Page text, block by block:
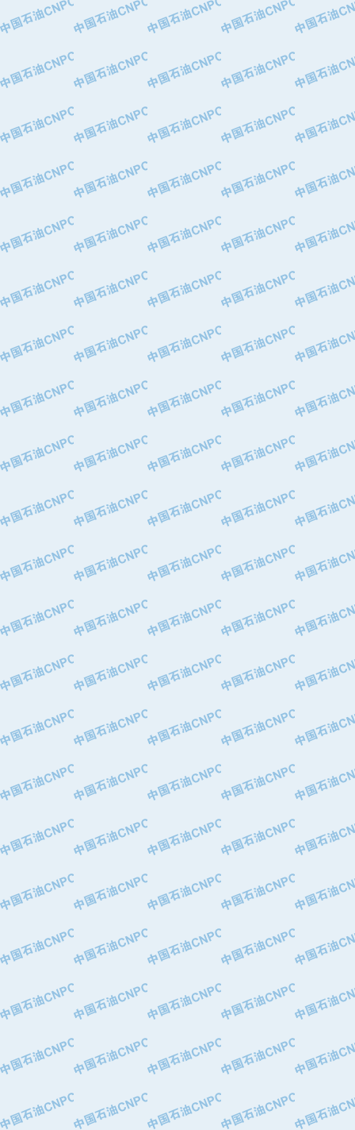
·四川明星电缆有限公司
·中国石油大庆石油化工总厂
·中国石油化工股份有限公司催化剂长
·北京长空工业有限公司
·北京中旭阳光石油天然气科技有限公
·托肯恒山科技（广州）有限公司
·北京德泰联华科技发展有限公司
·美钻石油钻采系统（上海）有限公司
·陕西爱瑞德控制工程有限公司
·成都皖东仪表电缆成套系统有限公司
·成都中寰机电设备有限公司
·河北保定天威集团特变电气有限公司
·中国石油辽阳石油化纤公司
·托肯恒山科技（广州）有限公司
·大庆油田飞马有限公司
·大庆油田有限责任公司
·中国石油华北油田公司
·中国石油锦西石化分公司
·天津钢管集团股份有限公司
·深圳市肯多斯实业发展有限公司
·瓦卢瑞克.曼内斯曼石油专用管（德
·无锡西姆莱斯石油专用管制造有限公
·武汉钢铁（集团）公司
·太原钢铁(集团)有限公司
·马鞍山钢铁股份有限公司
·中国石油天然气股份有限公司兰州石